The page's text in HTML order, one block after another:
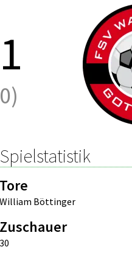
1
0)
Spielstatistik
Tore
William Böttinger
Zuschauer
30